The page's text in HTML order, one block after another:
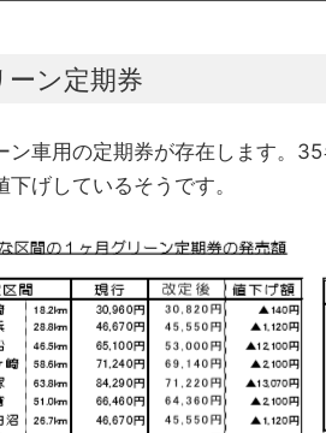
ン定期券
ン車用の定期券が存在します。
下げしているそうです。